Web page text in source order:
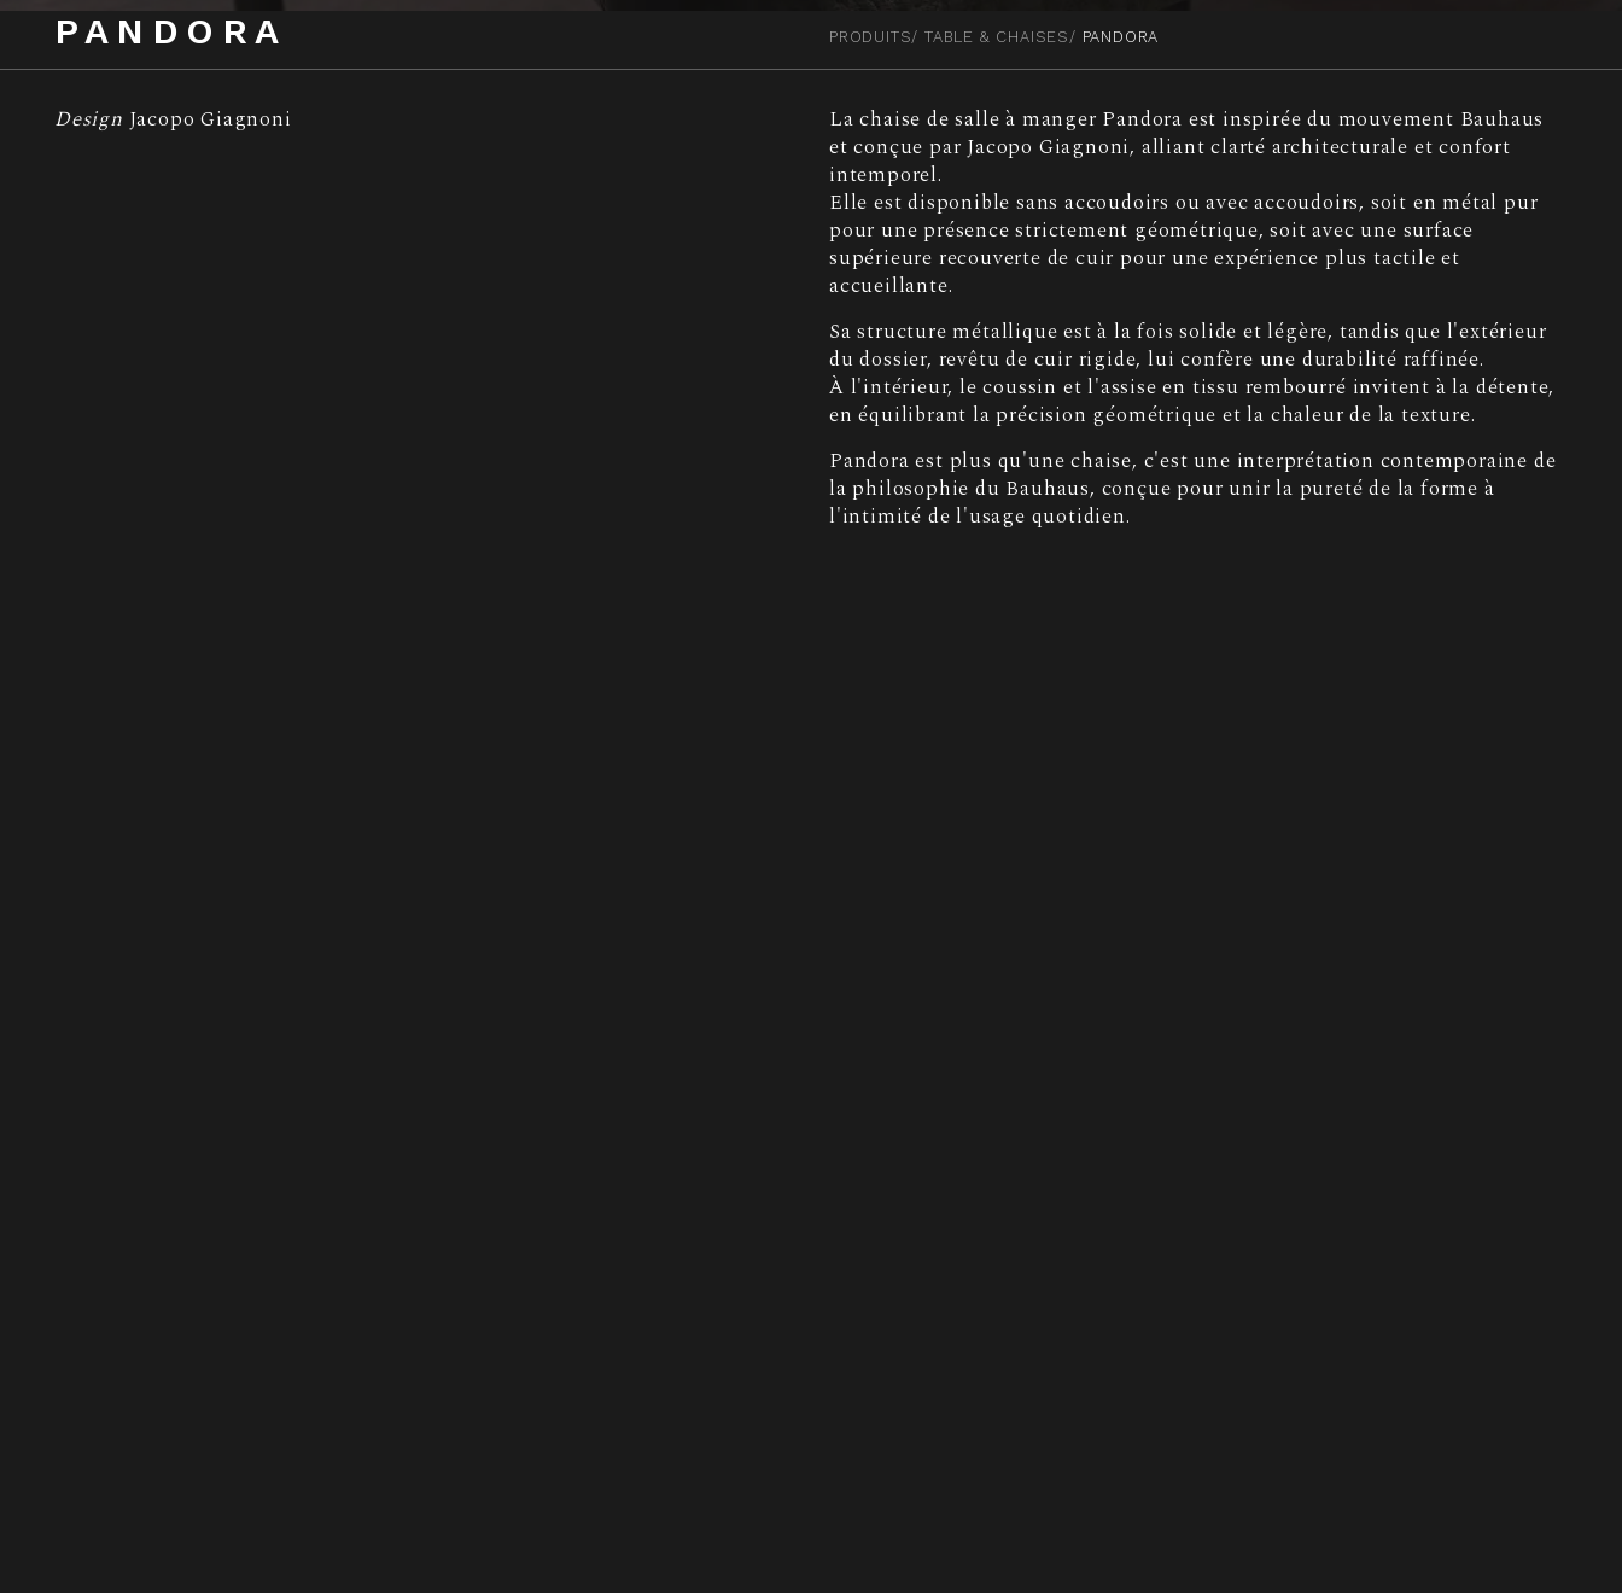
PRODUITS TABLE & CHAISES PANDORA
PANDORA
Design Jacopo Giagnoni
La chaise de salle à manger Pandora est inspirée du mouvement Bauhaus
et conçue par Jacopo Giagnoni, alliant clarté architecturale et confort
intemporel.
Elle est disponible sans accoudoirs ou avec accoudoirs, soit en métal pur
pour une présence strictement géométrique, soit avec une surface
supérieure recouverte de cuir pour une expérience plus tactile et
accueillante.
Sa structure métallique est à la fois solide et légère, tandis que l'extérieur
du dossier, revêtu de cuir rigide, lui confère une durabilité raffinée.
À l'intérieur, le coussin et l'assise en tissu rembourré invitent à la détente,
en équilibrant la précision géométrique et la chaleur de la texture.
Pandora est plus qu'une chaise, c'est une interprétation contemporaine de
la philosophie du Bauhaus, conçue pour unir la pureté de la forme à
l'intimité de l'usage quotidien.